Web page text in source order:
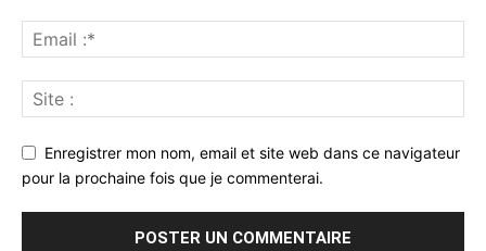
Enregistrer mon nom, email et site web dans ce navigateur
pour la prochaine fois que je commenterai.